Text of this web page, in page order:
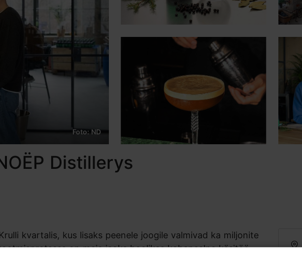
Foto: ND
Distillerys
kvartalis, kus lisaks peenele joogile valmivad ka miljonite
on meie jaoks hoolikas kohapealne käsitöö.